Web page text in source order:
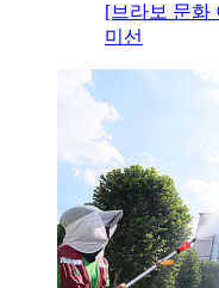
[브라보 문화
미선